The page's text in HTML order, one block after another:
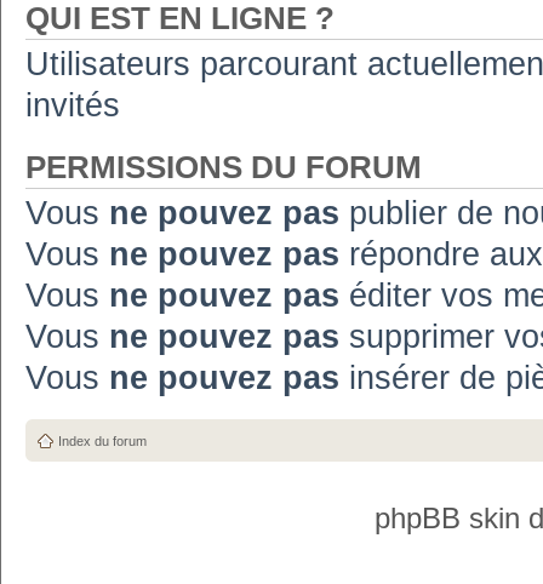
QUI EST EN LIGNE ?
Utilisateurs parcourant
invités
PERMISSIONS DU FORUM
Vous ne pouvez pas publier de
Vous ne pouvez pas répondre
Vous ne pouvez pas éditer vos
Vous ne pouvez pas supprimer
Vous ne pouvez pas insérer de
Index du forum
phpBB skin